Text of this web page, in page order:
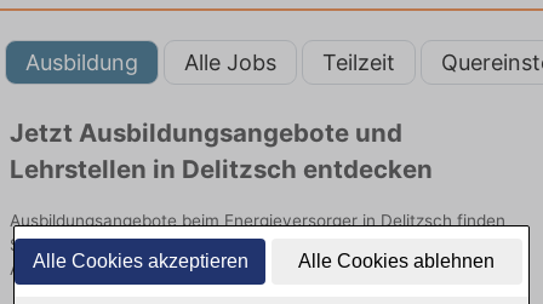
Alle Cookies akzeptieren Alle Cookies ablehnen
Ausbildung Alle Jobs Teilzeit
Jetzt Ausbildungsangebote und
Lehrstellen in Delitzsch entdecken
Ausbildungsangebote beim Energieversorger in Delitzsch finden
Sie von namhaften Firmen. Entdecken Sie freie Optionen von Top-
Arbeitgebern und bewerben Sie sich noch heute.